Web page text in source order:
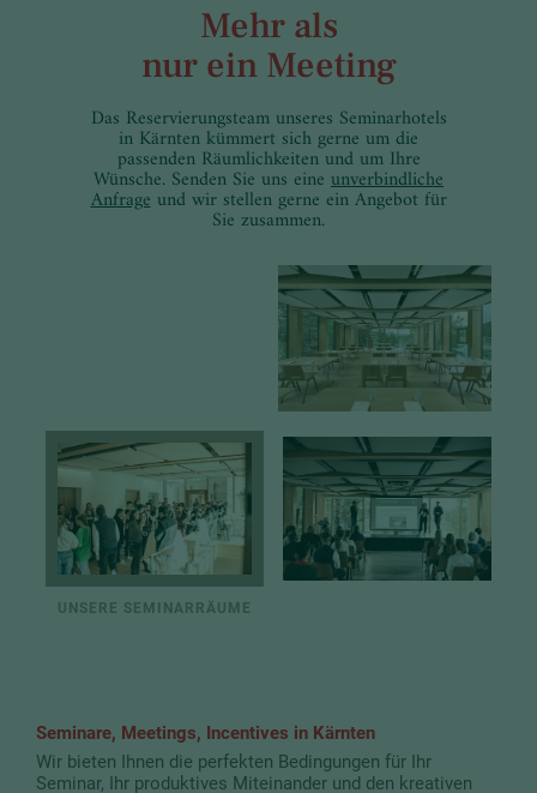
Mehr als
nur ein Meeting
Das Reservierungsteam unseres Seminarhotels
in Kärnten kümmert sich gerne um die
passenden Räumlichkeiten und um Ihre
Wünsche. Senden Sie uns eine unverbindliche
Anfrageund wir stellen gerne ein Angebot für
Sie zusammen.
UNSERE SEMINARRÄUME
Seminare, Meetings, Incentives in Kärnten
Wir bieten Ihnen die perfekten Bedingungen für Ihr
Seminar, Ihr produktives Miteinander und den kreativen